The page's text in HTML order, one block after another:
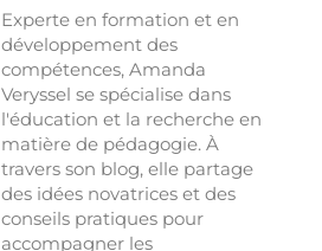
Experte en formation et en
développement des
compétences, Amanda
Veryssel se spécialise dans
l'éducation et la recherche en
matière de pédagogie. À
travers son blog, elle partage
des idées novatrices et des
conseils pratiques pour
accompagner les